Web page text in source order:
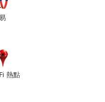
熱點